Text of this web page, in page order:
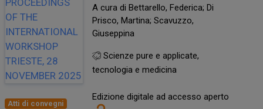
Atti di convegni
A cura di Bettarello, Federica; Di
Prisco, Martina; Scavuzzo,
Giuseppina
Scienze pure e applicate,
tecnologia e medicina
Edizione digitale ad accesso aperto